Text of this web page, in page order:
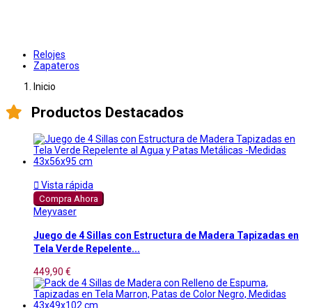
Relojes
Zapateros
Inicio
Productos Destacados
 Vista rápida
Compra Ahora
Meyvaser
Juego de 4 Sillas con Estructura de Madera Tapizadas en
Tela Verde Repelente...
449,90 €